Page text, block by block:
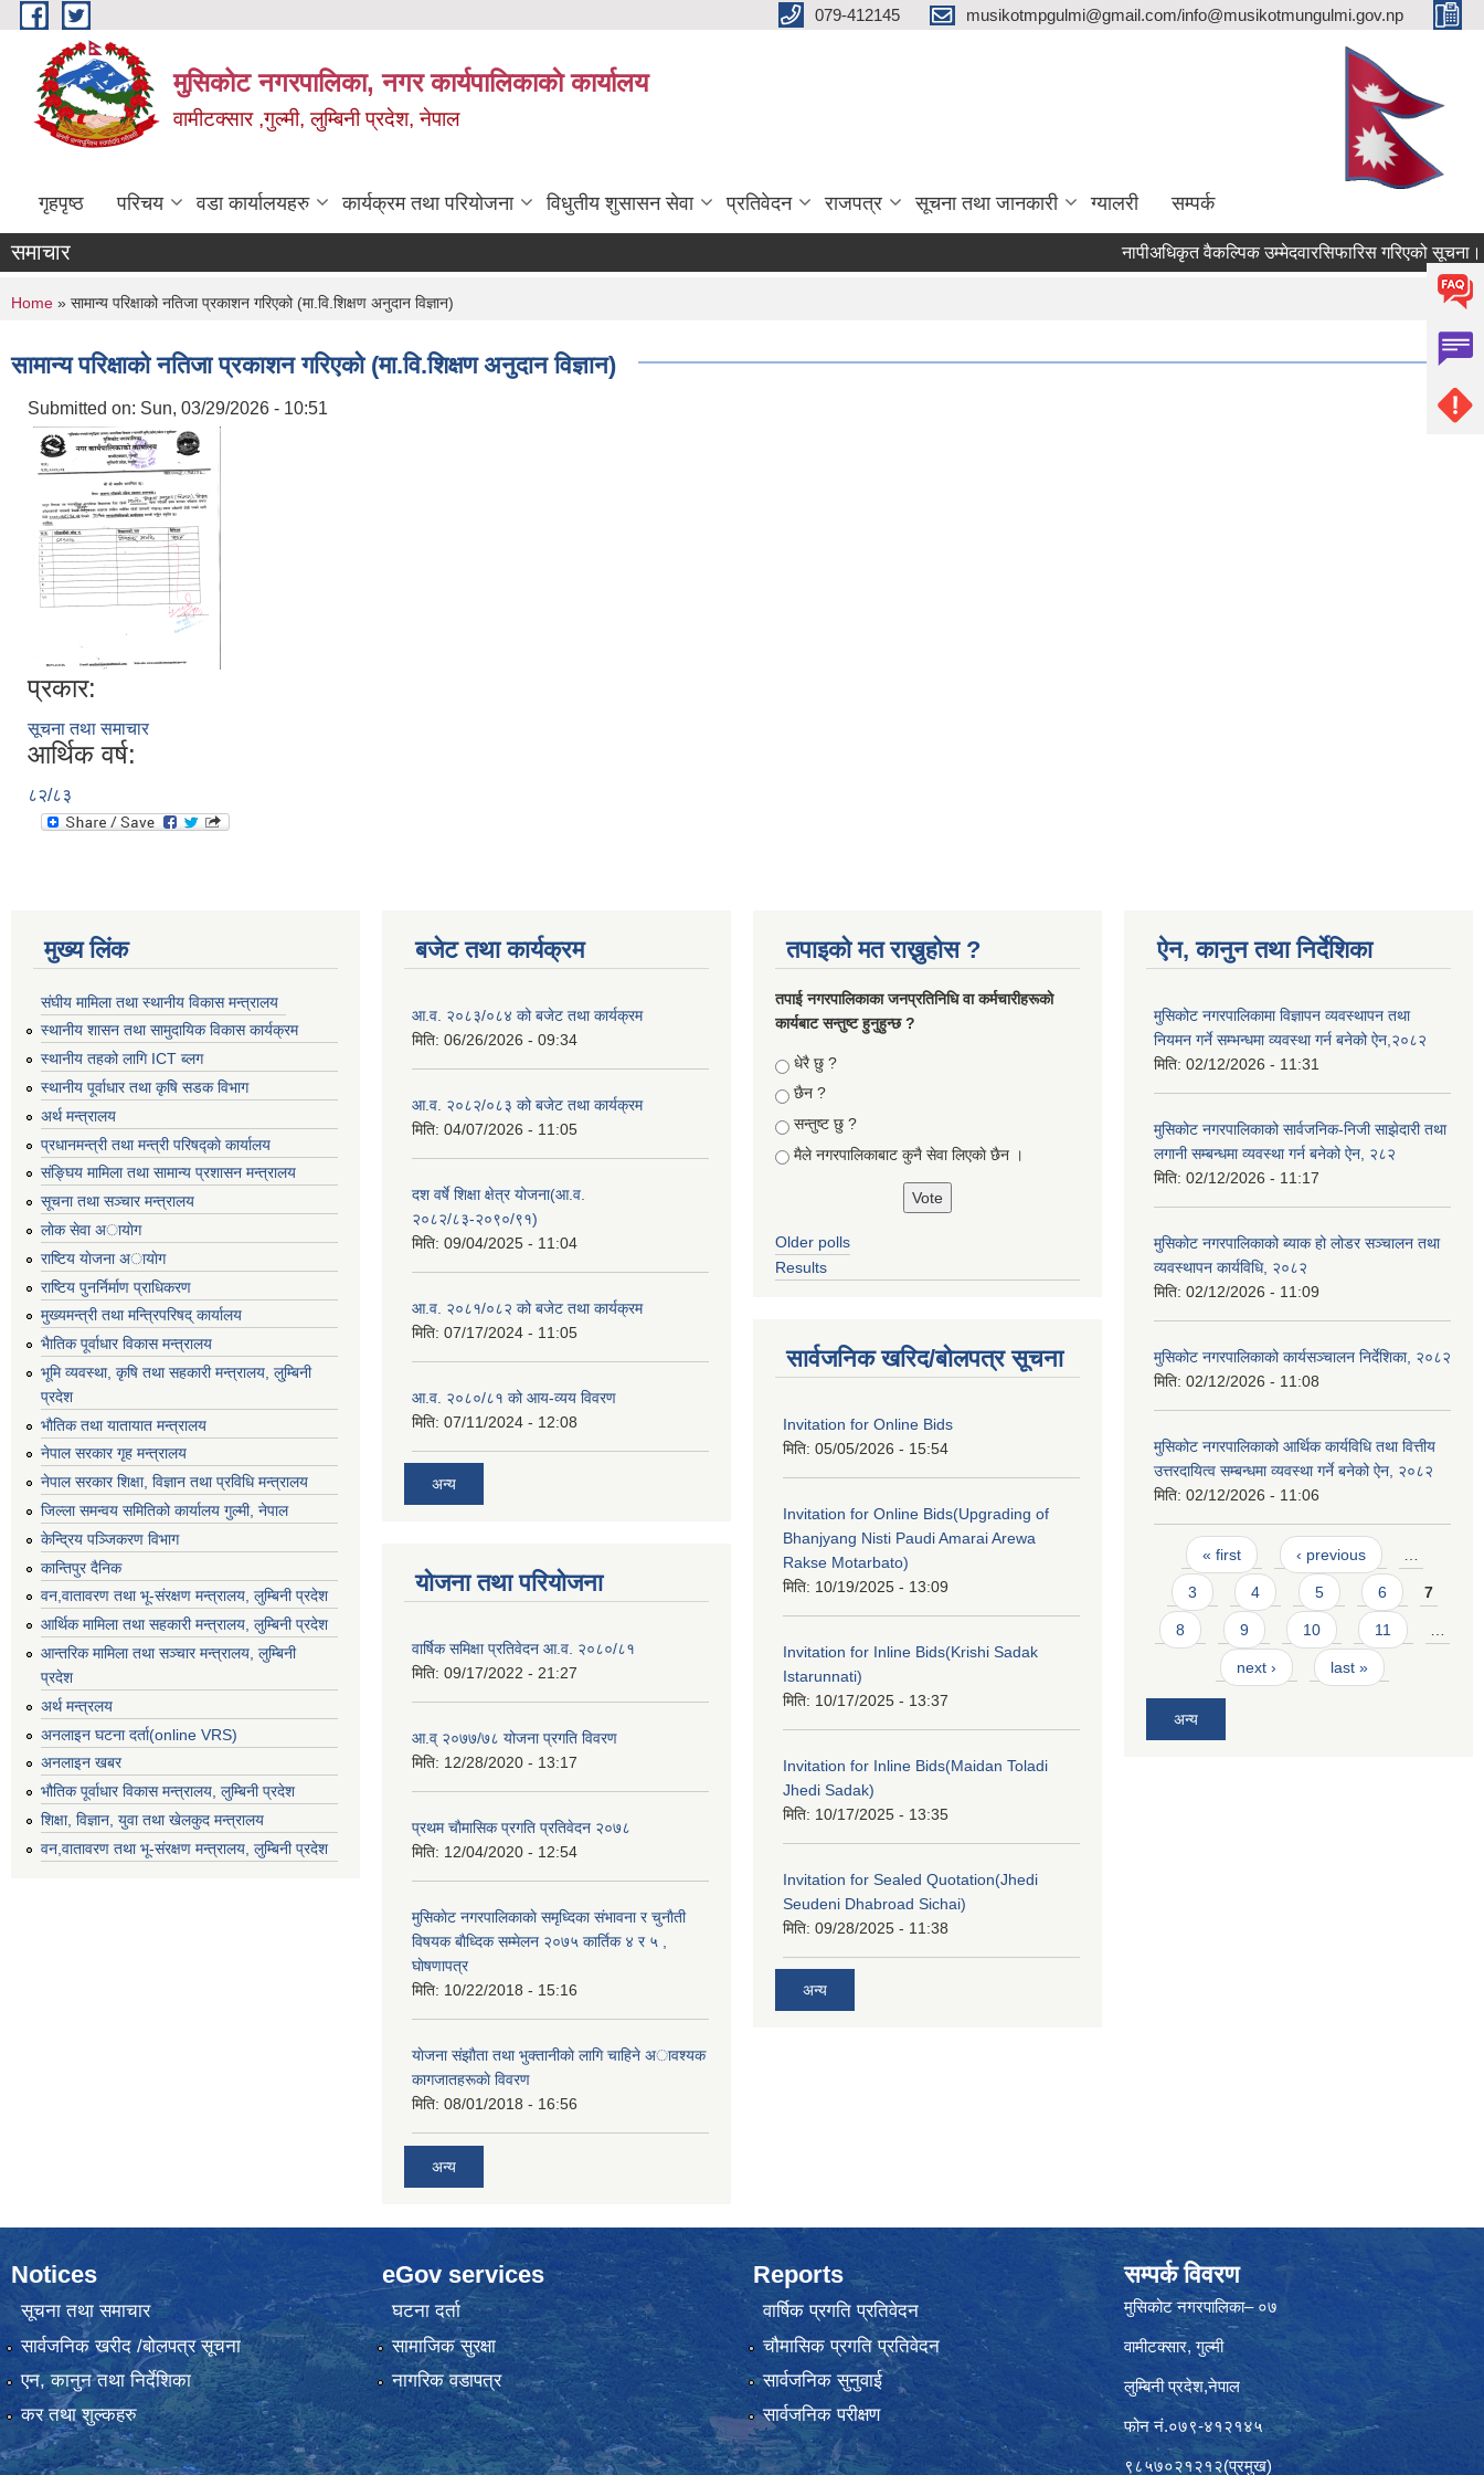
Skip to main content 079-412145 musikotmpgulmi@gmail.com/info@musikotmungulmi.gov.np
मुसिकोट नगरपालिका, नगर कार्यपालिकाकाे कार्यालय
वामीटक्सार ,गुल्मी, लुम्बिनी प्रदेश, नेपाल
गृहपृष्ठ परिचय वडा कार्यालयहरु कार्यक्रम तथा परियोजना विधुतीय शुसासन सेवा प्रतिवेदन राजपत्र सूचना तथा जानकारी ग्यालरी सम्पर्क
समाचार नापीअधिकृत वैकल्पिक उम्मेदवारसिफारिस गरिएको सूचना।
You are here
Home » सामान्य परिक्षाको नतिजा प्रकाशन गरिएको (मा.वि.शिक्षण अनुदान विज्ञान)
सामान्य परिक्षाको नतिजा प्रकाशन गरिएको (मा.वि.शिक्षण अनुदान विज्ञान)
Submitted on: Sun, 03/29/2026 - 10:51
प्रकार:
सूचना तथा समाचार
आर्थिक वर्ष:
८२/८३
मुख्य लिंक
संघीय मामिला तथा स्थानीय विकास मन्त्रालय
स्थानीय शासन तथा सामुदायिक विकास कार्यक्रम
स्थानीय तहको लागि ICT ब्लग
स्थानीय पूर्वाधार तथा कृषि सडक विभाग
अर्थ मन्त्रालय
प्रधानमन्त्री तथा मन्त्री परिषद्काे कार्यालय
संङ्घिय मामिला तथा सामान्य प्रशासन मन्त्रालय
सूचना तथा सञ्चार मन्त्रालय
लाेक सेवा अायाेग
राष्टिय याेजना अायाेग
राष्टिय पुनर्निर्माण प्राधिकरण
मुख्यमन्त्री तथा मन्त्रिपरिषद् कार्यालय
भैातिक पूर्वाधार विकास मन्त्रालय
भूमि व्यवस्था, कृषि तथा सहकारी मन्त्रालय, लु्म्बिनी
प्रदेश
भाैतिक तथा यातायात मन्त्रालय
नेपाल सरकार गृह मन्त्रालय
नेपाल सरकार शिक्षा, विज्ञान तथा प्रविधि मन्त्रालय
जिल्ला समन्वय समितिको कार्यालय गुल्मी, नेपाल
केन्द्रिय पञ्जिकरण विभाग
कान्तिपुर दैनिक
वन,वातावरण तथा भू-संरक्षण मन्त्रालय, लुम्बिनी प्रदेश
आर्थिक मामिला तथा सहकारी मन्त्रालय, लुम्बिनी प्रदेश
आन्तरिक मामिला तथा सञ्चार मन्त्रालय, लुम्बिनी
प्रदेश
अर्थ मन्त्रलय
अनलाइन घटना दर्ता(online VRS)
अनलाइन खबर
भौतिक पूर्वाधार विकास मन्त्रालय, लुम्बिनी प्रदेश
शिक्षा, विज्ञान, युवा तथा खेलकुद मन्‍‍त्रालय
वन,वातावरण तथा भू-संरक्षण मन्त्रालय, लुम्बिनी प्रदेश
बजेट तथा कार्यक्रम
आ.व. २०८३/०८४ को बजेट तथा कार्यक्रम
मिति: 06/26/2026 - 09:34
आ.व. २०८२/०८३ को बजेट तथा कार्यक्रम
मिति: 04/07/2026 - 11:05
दश वर्षे शिक्षा क्षेत्र योजना(आ.व.
२०८२/८३-२०९०/९१)
मिति: 09/04/2025 - 11:04
आ.व. २०८१/०८२ को बजेट तथा कार्यक्रम
मिति: 07/17/2024 - 11:05
आ.व. २०८०/८१ को आय-व्यय विवरण
मिति: 07/11/2024 - 12:08
अन्य
योजना तथा परियोजना
वार्षिक समिक्षा प्रतिवेदन आ.व. २०८०/८१
मिति: 09/17/2022 - 21:27
आ.व् २०७७/७८ योजना प्रगति विवरण
मिति: 12/28/2020 - 13:17
प्रथम चाैमासिक प्रगति प्रतिवेदन २०७८
मिति: 12/04/2020 - 12:54
मुसिकाेट नगरपालिकाकाे समृध्दिका संभावना र चुनाैती
विषयक बाैध्दिक सम्मेलन २०७५ कार्तिक ४ र ५ ,
घाेषणापत्र
मिति: 10/22/2018 - 15:16
याेजना संझाैता तथा भुक्तानीकाे लागि चाहिने अावश्यक
कागजातहरूकाे विवरण
मिति: 08/01/2018 - 16:56
अन्य
तपाइको मत राख्नुहोस ?
तपा‌ई नगरपालिकाका जनप्रतिनिधि वा कर्मचारीहरूकाे
कार्यबाट सन्तुष्ट हुनुहुन्छ ?
Choices
धेरै छु ?
छैन ?
सन्तुष्ट छु ?
मैले नगरपालिकाबाट कुनै सेवा लिएकाे छैन ।
Older polls
Results
सार्वजनिक खरिद/बोलपत्र सूचना
Invitation for Online Bids
मिति: 05/05/2026 - 15:54
Invitation for Online Bids(Upgrading of
Bhanjyang Nisti Paudi Amarai Arewa
Rakse Motarbato)
मिति: 10/19/2025 - 13:09
Invitation for Inline Bids(Krishi Sadak
Istarunnati)
मिति: 10/17/2025 - 13:37
Invitation for Inline Bids(Maidan Toladi
Jhedi Sadak)
मिति: 10/17/2025 - 13:35
Invitation for Sealed Quotation(Jhedi
Seudeni Dhabroad Sichai)
मिति: 09/28/2025 - 11:38
अन्य
ऐन, कानुन तथा निर्देशिका
मुसिकोट नगरपालिकामा विज्ञापन व्यवस्थापन तथा
नियमन गर्ने सम्भन्धमा व्यवस्था गर्न बनेको ऐन,२०८२
मिति: 02/12/2026 - 11:31
मुसिकोट नगरपालिकाको सार्वजनिक-निजी साझेदारी तथा
लगानी सम्बन्धमा व्यवस्था गर्न बनेको ऐन, २८२
मिति: 02/12/2026 - 11:17
मुसिकोट नगरपालिकाको ब्याक हो लोडर सञ्चालन तथा
व्यवस्थापन कार्यविधि, २०८२
मिति: 02/12/2026 - 11:09
मुसिकोट नगरपालिकाको कार्यसञ्चालन निर्देशिका, २०८२
मिति: 02/12/2026 - 11:08
मुसिकोट नगरपालिकाको आर्थिक कार्यविधि तथा वित्तीय
उत्तरदायित्व सम्बन्धमा व्यवस्था गर्ने बनेको ऐन, २०८२
मिति: 02/12/2026 - 11:06
Pages
« first ‹ previous …
3 4 5 6 7
8 9 10 11 …
next › last »
अन्य
Notices
सूचना तथा समाचार
सार्वजनिक खरीद /बोलपत्र सूचना
एन, कानुन तथा निर्देशिका
कर तथा शुल्कहरु
eGov services
घटना दर्ता
सामाजिक सुरक्षा
नागरिक वडापत्र
Reports
वार्षिक प्रगति प्रतिवेदन
चौमासिक प्रगति प्रतिवेदन
सार्वजनिक सुनुवाई
सार्वजनिक परीक्षण
सम्पर्क विवरण
मुसिकोट नगरपालिका– ०७
वामीटक्सार, गुल्मी
लुम्बिनी प्रदेश,नेपाल
फोन नं.०७९-४१२१४५
९८५७०२१२१२(प्रमुख)